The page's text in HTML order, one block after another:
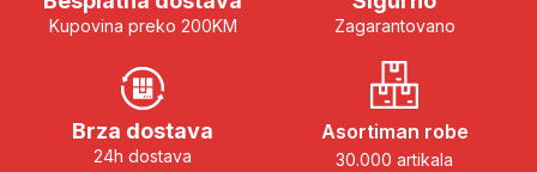
Kupovina preko 200KM Zagarantovano
Brza dostava
24h dostava
Asortiman robe
30.000 artikala